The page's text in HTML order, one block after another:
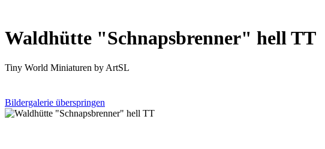
Waldhütte "Schnapsbrenner" hell TT
Tiny World Miniaturen by ArtSL
Bildergalerie überspringen